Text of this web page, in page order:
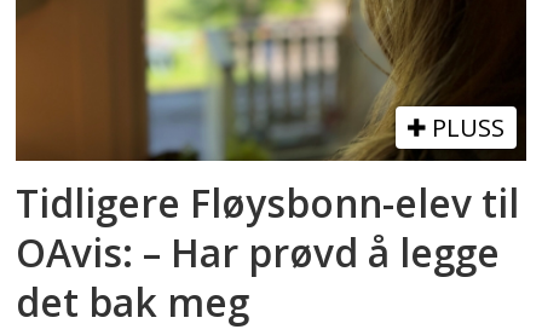
PLUSS
Tidligere Fløysbonn-elev til
OAvis: – Har prøvd å legge
det bak meg